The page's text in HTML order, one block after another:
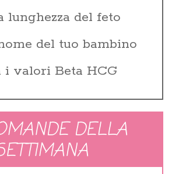
lunghezza del feto
del tuo bambino
i valori Beta HCG
DELLA